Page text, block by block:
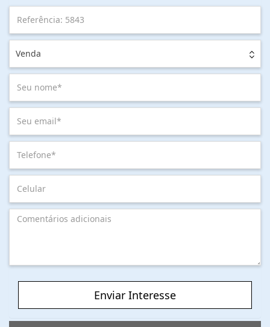
Venda
Enviar Interesse